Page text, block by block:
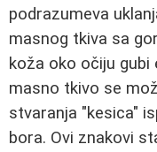
podrazumeva
masnog tkiva sa
koža oko očiju
masno tkivo se
stvaranja "kesica"
bora. Ovi znakovi